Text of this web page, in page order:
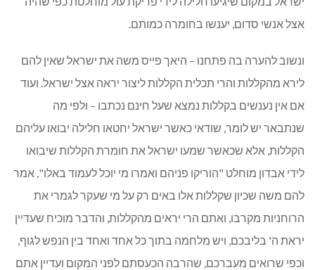
אצל אנשי סדום, יענשו בחומרה כמותם.
ונשוב להערה בה פתחנו – היאך פייס משה את ישראל שאין להם
לירא מהקללות והרי תכלית הקללות ליצור יראה אצל ישראל. ועוד
אם אין נענשים בקללות נמצא שעל חינם נכתבו – ולפי מה
שנתבאר יש לומר, שודאי כאשר ישראל יחטאו חלילה יבואו עליהם
הקללות, אלא שכאשר שמעו ישראל את חומרת הקללות שיבואו
לידי אבדון מוחלט "הוריקו פניהם ואמרו מי יוכל לעמוד באלו", אמר
להם משה שכיון שקללות אלו באים רק על מי שעקר לגמרי את
הרוחניות מקרבו, ואתם הרי יראים מהקללות, והדבר מוכיח שעדיין
יראת ה' בליבכם, ויש מלחמה בתוך כל אחד ואחד בין הנפש לגוף,
וכפי שרואים מעברכם, שהרבה הכעסתם לפני המקום ועדיין אתם